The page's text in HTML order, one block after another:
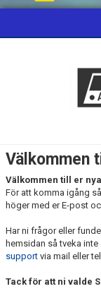
DOKUMENT
Välkommen
Välkommen till er
För att komma igång
höger med er E-post
Har ni frågor eller
hemsidan så tveka
support via mail eller
Tack för att ni valde